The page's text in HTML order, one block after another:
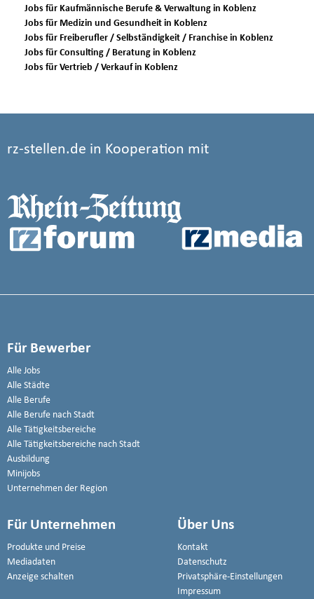
Jobs für Kaufmännische Berufe & Verwaltung in Koblenz
Jobs für Medizin und Gesundheit in Koblenz
Jobs für Freiberufler / Selbständigkeit / Franchise in Koblenz
Jobs für Consulting / Beratung in Koblenz
Jobs für Vertrieb / Verkauf in Koblenz
rz-stellen.de in Kooperation mit
Für Bewerber
Alle Jobs
Alle Städte
Alle Berufe
Alle Berufe nach Stadt
Alle Tätigkeitsbereiche
Alle Tätigkeitsbereiche nach Stadt
Ausbildung
Minijobs
Unternehmen der Region
Für Unternehmen
Produkte und Preise
Mediadaten
Anzeige schalten
Über Uns
Kontakt
Datenschutz
Privatsphäre-Einstellungen
Impressum